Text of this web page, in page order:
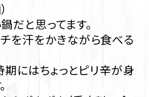
だと思ってます。
を汗をかきながら食べる
期にはちょっとピリ辛が身